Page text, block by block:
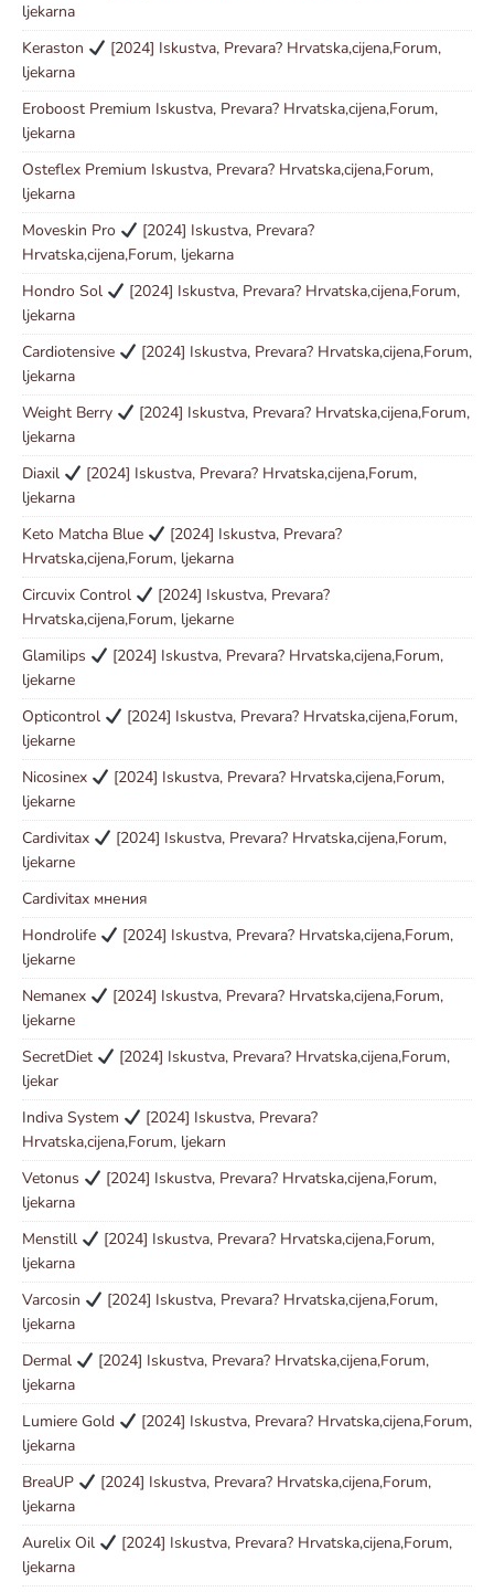
ljekarna
Keraston
[2024] Iskustva, Prevara? Hrvatska,cijena,Forum,
ljekarna
Eroboost Premium Iskustva, Prevara? Hrvatska,cijena,Forum,
ljekarna
Osteflex Premium Iskustva, Prevara? Hrvatska,cijena,Forum,
ljekarna
Moveskin Pro
[2024] Iskustva, Prevara?
Hrvatska,cijena,Forum, ljekarna
Hondro Sol
[2024] Iskustva, Prevara? Hrvatska,cijena,Forum,
ljekarna
Cardiotensive
[2024] Iskustva, Prevara? Hrvatska,cijena,Forum,
ljekarna
Weight Berry
[2024] Iskustva, Prevara? Hrvatska,cijena,Forum,
ljekarna
Diaxil
[2024] Iskustva, Prevara? Hrvatska,cijena,Forum,
ljekarna
Keto Matcha Blue
[2024] Iskustva, Prevara?
Hrvatska,cijena,Forum, ljekarna
Circuvix Control
[2024] Iskustva, Prevara?
Hrvatska,cijena,Forum, ljekarne
Glamilips
[2024] Iskustva, Prevara? Hrvatska,cijena,Forum,
ljekarne
Opticontrol
[2024] Iskustva, Prevara? Hrvatska,cijena,Forum,
ljekarne
Nicosinex
[2024] Iskustva, Prevara? Hrvatska,cijena,Forum,
ljekarne
Cardivitax
[2024] Iskustva, Prevara? Hrvatska,cijena,Forum,
ljekarne
Cardivitax мнения
Hondrolife
[2024] Iskustva, Prevara? Hrvatska,cijena,Forum,
ljekarne
Nemanex
[2024] Iskustva, Prevara? Hrvatska,cijena,Forum,
ljekarne
SecretDiet
[2024] Iskustva, Prevara? Hrvatska,cijena,Forum,
ljekar
Indiva System
[2024] Iskustva, Prevara?
Hrvatska,cijena,Forum, ljekarn
Vetonus
[2024] Iskustva, Prevara? Hrvatska,cijena,Forum,
ljekarna
Menstill
[2024] Iskustva, Prevara? Hrvatska,cijena,Forum,
ljekarna
Varcosin
[2024] Iskustva, Prevara? Hrvatska,cijena,Forum,
ljekarna
Dermal
[2024] Iskustva, Prevara? Hrvatska,cijena,Forum,
ljekarna
Lumiere Gold
[2024] Iskustva, Prevara? Hrvatska,cijena,Forum,
ljekarna
BreaUP
[2024] Iskustva, Prevara? Hrvatska,cijena,Forum,
ljekarna
Aurelix Oil
[2024] Iskustva, Prevara? Hrvatska,cijena,Forum,
ljekarna